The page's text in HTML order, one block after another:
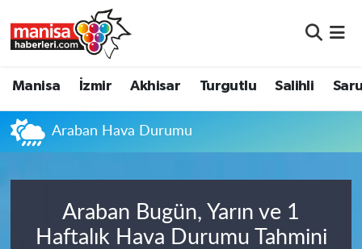
Manisa İzmir Akhisar Turgutlu Salihli
Araban Hava Durumu
Araban Bugün, Yarın ve 1
Haftalık Hava Durumu Tahmini
Akhisar
Turgutlu
Salihli
Manisa Nöbetçi Eczaneler
Manisa Namaz Vakitleri
Manisa Trafik Yoğunluk Haritası
Süper Lig Puan Durumu ve Fikstür